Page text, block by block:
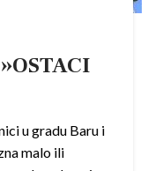
u gradu Baru i
malo ili